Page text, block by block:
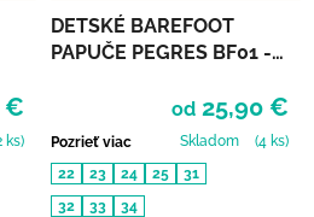
€
ks)
DETSKÉ BAREFOOT
PAPUČE PEGRES BF01 -
od 25,90 €
Pozrieť viac Skladom
(4 ks)
22
23 24 25
31
32
33 34